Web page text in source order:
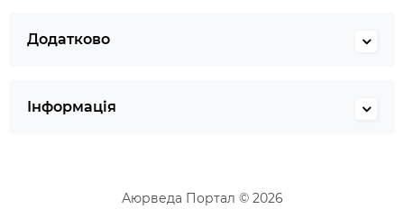
Додатково
Інформація
Аюрведа Портал © 2026